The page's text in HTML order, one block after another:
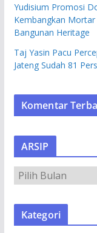
Yudisium Promosi
Kembangkan
Bangunan Heritage
Taj Yasin Pacu
Jateng Sudah 81
Komentar
ARSIP
R
S
Kategori